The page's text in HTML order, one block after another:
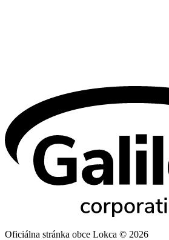
Oficiálna stránka obce Lokca © 2026